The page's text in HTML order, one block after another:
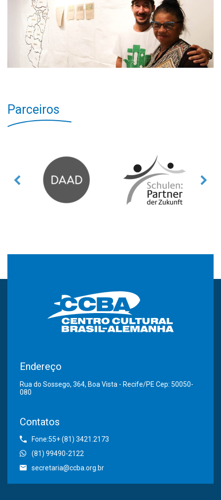
Parceiros
Endereço
Rua do Sossego, 364, Boa Vista - Recife/PE Cep: 50050-
080
Contatos
Fone:55+ (81) 3421.2173
(81) 99490-2122
secretaria@ccba.org.br